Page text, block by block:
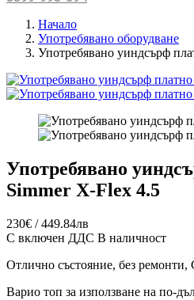
Начало
Употребявано оборудване
Употребявано уиндсърф
Употребявано
Simmer X-Flex 4.5
230€ / 449.84лв
С включен ДДС В наличност
Отлично състояние, без ремонти,
Варио топ за използване на по-